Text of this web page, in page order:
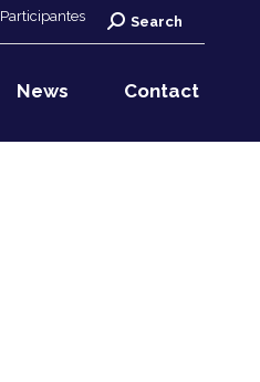
Participantes Search:
Search
News Contact